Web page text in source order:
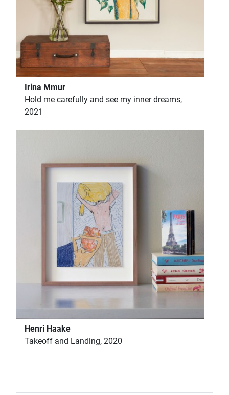
Irina Mmur
Hold me carefully and see my inner dreams,
2021
Henri Haake
Takeoff and Landing, 2020